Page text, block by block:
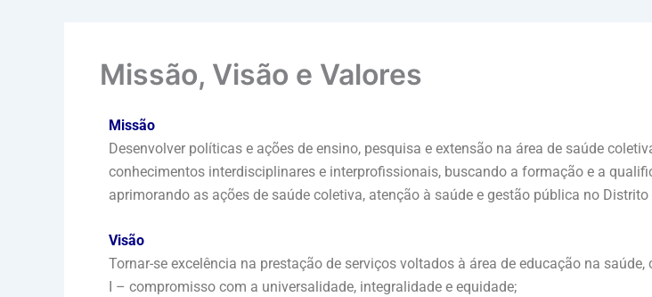
Missão, Visão e Valores
Missão
Desenvolver políticas e ações de ensino, pesquisa e extensão na área de saúde
conhecimentos interdisciplinares e interprofissionais, buscando a formação e a
aprimorando as ações de saúde coletiva, atenção à saúde e gestão pública no Distrito
Visão
Tornar-se excelência na prestação de serviços voltados à área de educação na saúde,
I – compromisso com a universalidade, integralidade e equidade;